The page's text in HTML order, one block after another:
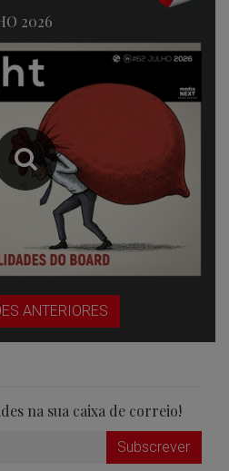
2026
ANTERIORES
na sua caixa de correio!
Subscrever